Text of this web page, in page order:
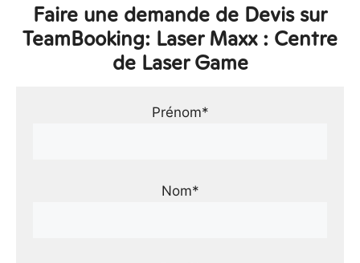
Faire une demande de Devis sur
TeamBooking: Laser Maxx : Centre
de Laser Game
Prénom*
Nom*